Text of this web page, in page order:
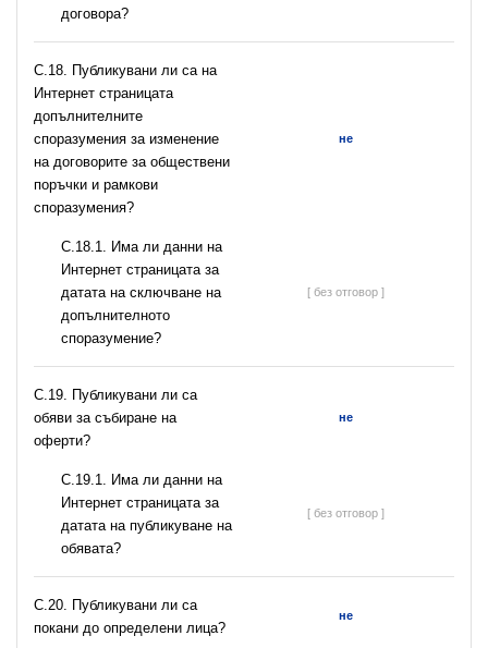
договора?
С.18. Публикувани ли са на
Интернет страницата
допълнителните
споразумения за изменение
на договорите за обществени
поръчки и рамкови
споразумения?
не
С.18.1. Има ли данни на
Интернет страницата за
датата на сключване на
допълнителното
споразумение?
[ без отговор ]
С.19. Публикувани ли са
обяви за събиране на
оферти?
не
С.19.1. Има ли данни на
Интернет страницата за
датата на публикуване на
обявата?
[ без отговор ]
С.20. Публикувани ли са
покани до определени лица?
не